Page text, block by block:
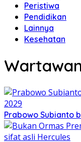
Peristiwa
Pendidikan
Lainnya
Kesehatan
Prabowo Subianto